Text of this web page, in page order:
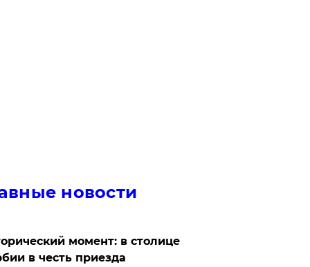
новости
момент: в столице
в честь приезда